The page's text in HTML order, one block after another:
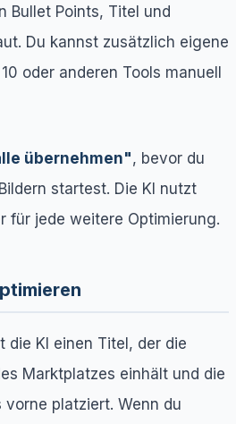
Bullet Points, Titel und
Du kannst zusätzlich eigene
oder anderen Tools manuell
übernehmen", bevor du
startest. Die KI nutzt
für jede weitere Optimierung.
die KI einen Titel, der die
Marktplatzes einhält und die
platziert. Wenn du